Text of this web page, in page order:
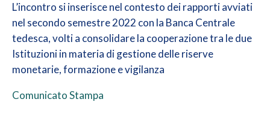
L’incontro si inserisce nel contesto dei rapporti avviati
nel secondo semestre 2022 con la Banca Centrale
tedesca, volti a consolidare la cooperazione tra le due
Istituzioni in materia di gestione delle riserve
monetarie, formazione e vigilanza
Comunicato Stampa